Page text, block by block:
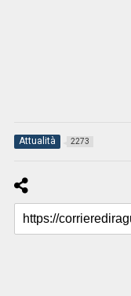
Attualità 2273